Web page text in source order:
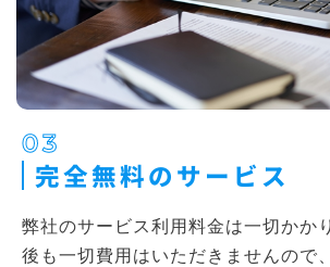
03
完全無料のサービス
弊社のサービス利用料金は一切かか
後も一切費用はいただきませんので